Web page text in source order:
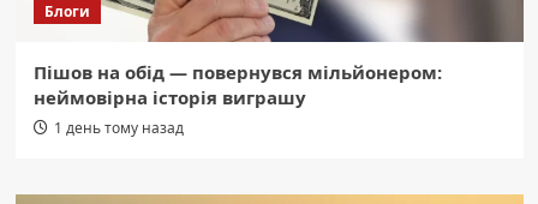
Блоги
Пішов на обід — повернувся мільйонером:
неймовірна історія виграшу
1 день тому назад